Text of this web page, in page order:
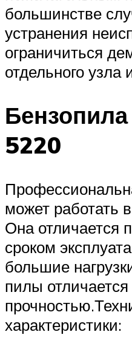
большинстве
устранения
ограничиться
отдельного
5220
может работать
Она отличается
сроком
большие
пилы
характеристики: